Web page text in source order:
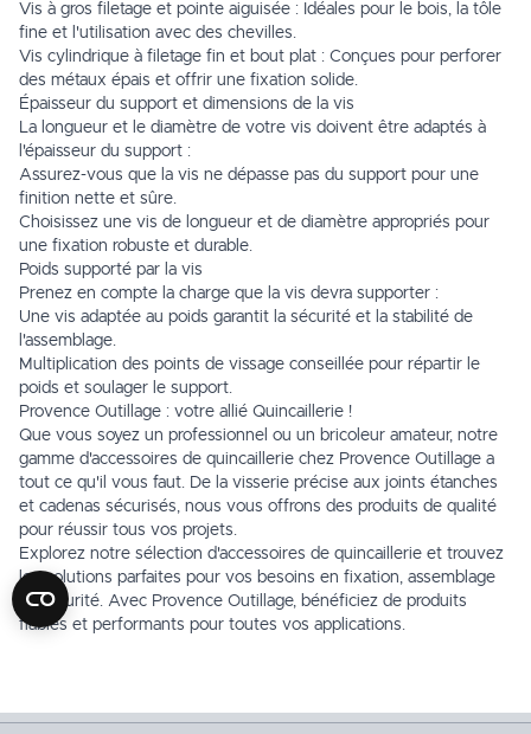
Vis à gros filetage et pointe aiguisée : Idéales pour le bois, la tôle
fine et l'utilisation avec des chevilles.
Vis cylindrique à filetage fin et bout plat : Conçues pour perforer
des métaux épais et offrir une fixation solide.
Épaisseur du support et dimensions de la vis
La longueur et le diamètre de votre vis doivent être adaptés à
l'épaisseur du support :
Assurez-vous que la vis ne dépasse pas du support pour une
finition nette et sûre.
Choisissez une vis de longueur et de diamètre appropriés pour
une fixation robuste et durable.
Poids supporté par la vis
Prenez en compte la charge que la vis devra supporter :
Une vis adaptée au poids garantit la sécurité et la stabilité de
l'assemblage.
Multiplication des points de vissage conseillée pour répartir le
poids et soulager le support.
Provence Outillage : votre allié Quincaillerie !
Que vous soyez un professionnel ou un bricoleur amateur, notre
gamme d'accessoires de quincaillerie chez Provence Outillage a
tout ce qu'il vous faut. De la visserie précise aux joints étanches
et cadenas sécurisés, nous vous offrons des produits de qualité
pour réussir tous vos projets.
Explorez notre sélection d'accessoires de quincaillerie et trouvez
les solutions parfaites pour vos besoins en fixation, assemblage
et sécurité. Avec Provence Outillage, bénéficiez de produits
fiables et performants pour toutes vos applications.